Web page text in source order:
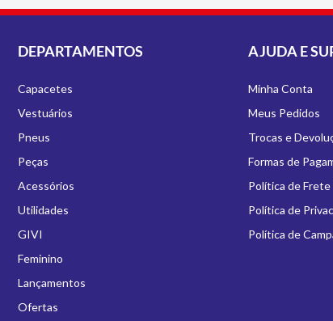
DEPARTAMENTOS
Capacetes
Vestuários
Pneus
Peças
Acessórios
Utilidades
GIVI
Feminino
Lançamentos
Ofertas
AJUDA E
Minha Conta
Meus Pedidos
Trocas e
Formas de
Política de
Política de
Política de